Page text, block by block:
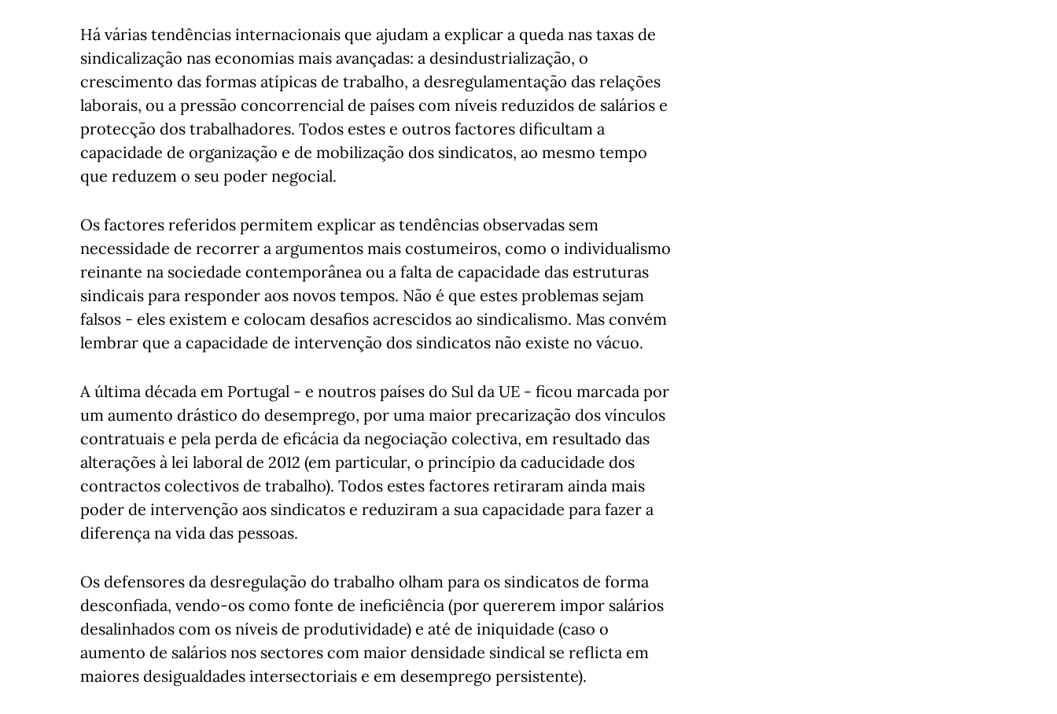
Há várias tendências internacionais que ajudam a explicar a queda nas taxas de
sindicalização nas economias mais avançadas: a desindustrialização, o
crescimento das formas atípicas de trabalho, a desregulamentação das relações
laborais, ou a pressão concorrencial de países com níveis reduzidos de salários e
protecção dos trabalhadores. Todos estes e outros factores dificultam a
capacidade de organização e de mobilização dos sindicatos, ao mesmo tempo
que reduzem o seu poder negocial.
Os factores referidos permitem explicar as tendências observadas sem
necessidade de recorrer a argumentos mais costumeiros, como o individualismo
reinante na sociedade contemporânea ou a falta de capacidade das estruturas
sindicais para responder aos novos tempos. Não é que estes problemas sejam
falsos - eles existem e colocam desafios acrescidos ao sindicalismo. Mas convém
lembrar que a capacidade de intervenção dos sindicatos não existe no vácuo.
A última década em Portugal - e noutros países do Sul da UE - ficou marcada por
um aumento drástico do desemprego, por uma maior precarização dos vínculos
contratuais e pela perda de eficácia da negociação colectiva, em resultado das
alterações à lei laboral de 2012 (em particular, o princípio da caducidade dos
contractos colectivos de trabalho). Todos estes factores retiraram ainda mais
poder de intervenção aos sindicatos e reduziram a sua capacidade para fazer a
diferença na vida das pessoas.
Os defensores da desregulação do trabalho olham para os sindicatos de forma
desconfiada, vendo-os como fonte de ineficiência (por quererem impor salários
desalinhados com os níveis de produtividade) e até de iniquidade (caso o
aumento de salários nos sectores com maior densidade sindical se reflicta em
maiores desigualdades intersectoriais e em desemprego persistente).